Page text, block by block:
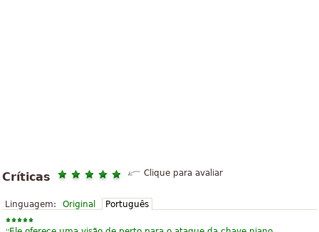
Críticas Clique para avaliar
Linguagem: Original Português